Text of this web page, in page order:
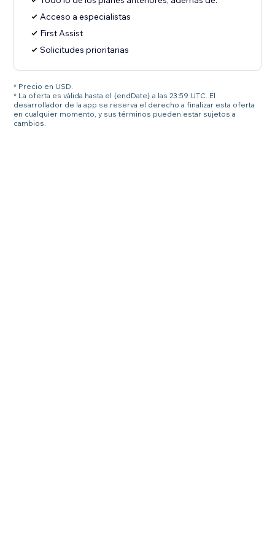
Acceso a especialistas
First Assist
Solicitudes prioritarias
* Precio en USD.
* La oferta es válida hasta el {endDate} a las 23:59 UTC. El
desarrollador de la app se reserva el derecho a finalizar esta oferta
en cualquier momento, y sus términos pueden estar sujetos a
cambios.